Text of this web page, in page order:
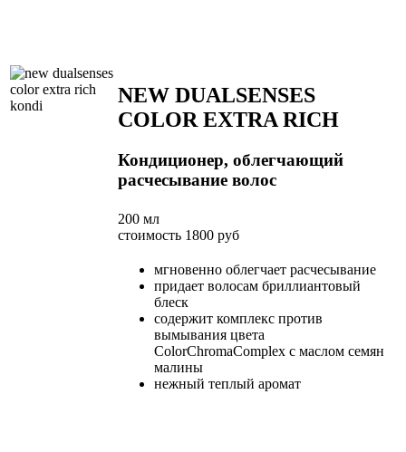
NEW DUALSENSES
COLOR EXTRA RICH
Кондиционер, облегчающий
расчесывание волос
200 мл
стоимость 1800 руб
мгновенно облегчает расчесывание
придает волосам бриллиантовый
блеск
содержит комплекс против
вымывания цвета
ColorChromaComplex c маслом семян
малины
нежный теплый аромат